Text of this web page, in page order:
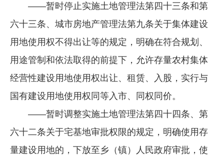
——暂时停止实施土地管理法第四十三条和第
六十三条、城市房地产管理法第九条关于集体建设
用地使用权不得出让等的规定，明确在符合规划、
用途管制和依法取得的前提下，允许存量农村集体
经营性建设用地使用权出让、租赁、入股，实行与
国有建设用地使用权同等入市、同权同价。
——暂时调整实施土地管理法第四十四条、第
六十二条关于宅基地审批权限的规定，明确使用存
量建设用地的，下放至乡（镇）人民政府审批，使